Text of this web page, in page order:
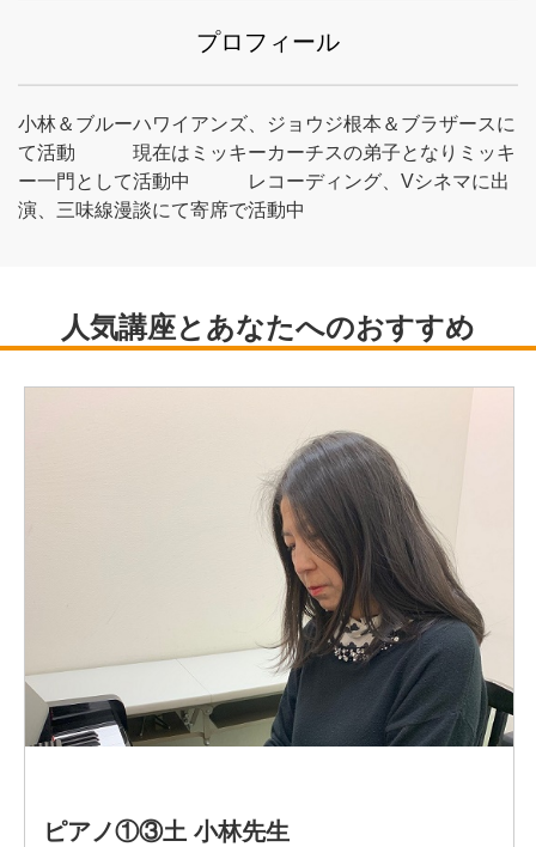
プロフィール
小林＆ブルーハワイアンズ、ジョウジ根本＆ブラザースに
て活動 現在はミッキーカーチスの弟子となりミッキ
ー一門として活動中 レコーディング、Vシネマに出
演、三味線漫談にて寄席で活動中